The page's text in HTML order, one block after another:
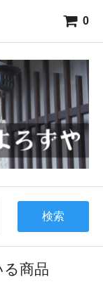
0
検索
る商品